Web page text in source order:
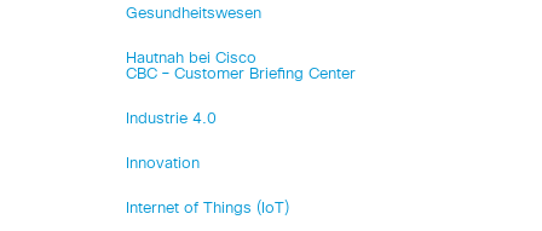
Gesundheitswesen
Hautnah bei Cisco
CBC – Customer Briefing Center
Industrie 4.0
Innovation
Internet of Things (IoT)